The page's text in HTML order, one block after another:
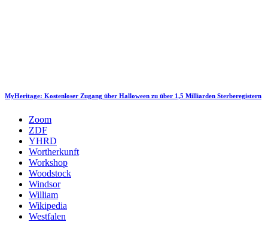
MyHeritage: Kostenloser Zugang über Halloween zu über 1,5 Milliarden Sterberegistern
Zoom
ZDF
YHRD
Wortherkunft
Workshop
Woodstock
Windsor
William
Wikipedia
Westfalen